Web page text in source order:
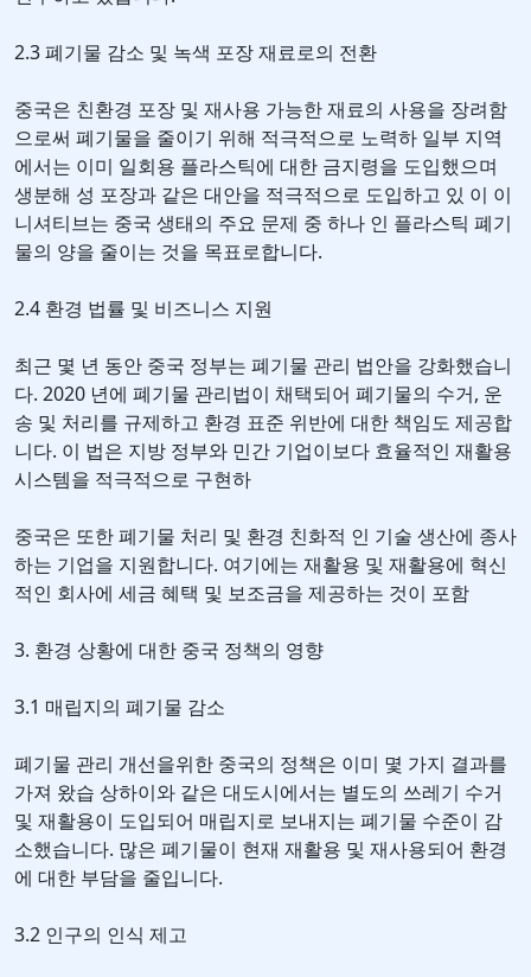
2.3 폐기물 감소 및 녹색 포장 재료로의 전환
중국은 친환경 포장 및 재사용 가능한 재료의 사용을 장려함
으로써 폐기물을 줄이기 위해 적극적으로 노력하 일부 지역
에서는 이미 일회용 플라스틱에 대한 금지령을 도입했으며
생분해 성 포장과 같은 대안을 적극적으로 도입하고 있 이 이
니셔티브는 중국 생태의 주요 문제 중 하나 인 플라스틱 폐기
물의 양을 줄이는 것을 목표로합니다.
2.4 환경 법률 및 비즈니스 지원
최근 몇 년 동안 중국 정부는 폐기물 관리 법안을 강화했습니
다. 2020 년에 폐기물 관리법이 채택되어 폐기물의 수거, 운
송 및 처리를 규제하고 환경 표준 위반에 대한 책임도 제공합
니다. 이 법은 지방 정부와 민간 기업이보다 효율적인 재활용
시스템을 적극적으로 구현하
중국은 또한 폐기물 처리 및 환경 친화적 인 기술 생산에 종사
하는 기업을 지원합니다. 여기에는 재활용 및 재활용에 혁신
적인 회사에 세금 혜택 및 보조금을 제공하는 것이 포함
3. 환경 상황에 대한 중국 정책의 영향
3.1 매립지의 폐기물 감소
폐기물 관리 개선을위한 중국의 정책은 이미 몇 가지 결과를
가져 왔습 상하이와 같은 대도시에서는 별도의 쓰레기 수거
및 재활용이 도입되어 매립지로 보내지는 폐기물 수준이 감
소했습니다. 많은 폐기물이 현재 재활용 및 재사용되어 환경
에 대한 부담을 줄입니다.
3.2 인구의 인식 제고